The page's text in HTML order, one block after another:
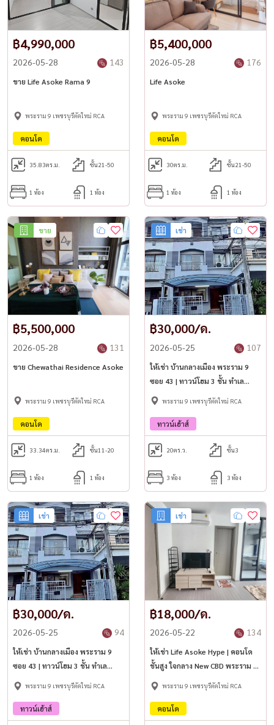
฿4,990,000
2026-05-28 143
ขาย Life Asoke Rama 9
พระราม 9 เพชรบุรีตัดใหม่ RCA
คอนโด
35.83ตร.ม. ชั้น21-50
1 ห้อง 1 ห้อง
฿5,400,000
2026-05-28 176
Life Asoke
พระราม 9 เพชรบุรีตัดใหม่ RCA
คอนโด
30ตร.ม. ชั้น21-50
1 ห้อง 1 ห้อง
ขาย
฿5,500,000
2026-05-28 131
ขาย Chewathai Residence Asoke
พระราม 9 เพชรบุรีตัดใหม่ RCA
คอนโด
33.34ตร.ม. ชั้น11-20
1 ห้อง 1 ห้อง
เช่า
฿30,000/ด.
2026-05-25 107
ให้เช่า บ้านกลางเมือง พระราม 9
ซอย 43 | ทาวน์โฮม 3 ชั้น ทำเล
ใจกลางเมือง ใกล้ The Nine
พระราม 9 เพชรบุรีตัดใหม่ RCA
ทาวน์เฮ้าส์
20ตร.ว. ชั้น3
3 ห้อง 3 ห้อง
เช่า
฿30,000/ด.
2026-05-25 94
ให้เช่า บ้านกลางเมือง พระราม 9
ซอย 43 | ทาวน์โฮม 3 ชั้น ทำเล
ใจกลางเมือง ใกล้ The Nine ✨
พระราม 9 เพชรบุรีตัดใหม่ RCA
ทาวน์เฮ้าส์
เช่า
฿18,000/ด.
2026-05-22 134
ให้เช่า Life Asoke Hype | คอนโด
ชั้นสูง ใจกลาง New CBD พระราม 9
✨
พระราม 9 เพชรบุรีตัดใหม่ RCA
คอนโด